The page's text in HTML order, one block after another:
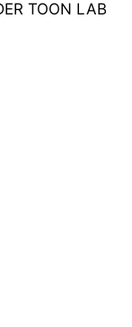
TOON LAB